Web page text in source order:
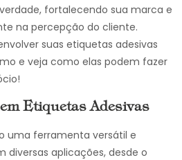
fortalecendo sua marca e
na percepção do cliente.
suas etiquetas adesivas
e veja como elas podem fazer
Etiquetas Adesivas
uma ferramenta versátil e
diversas aplicações, desde o